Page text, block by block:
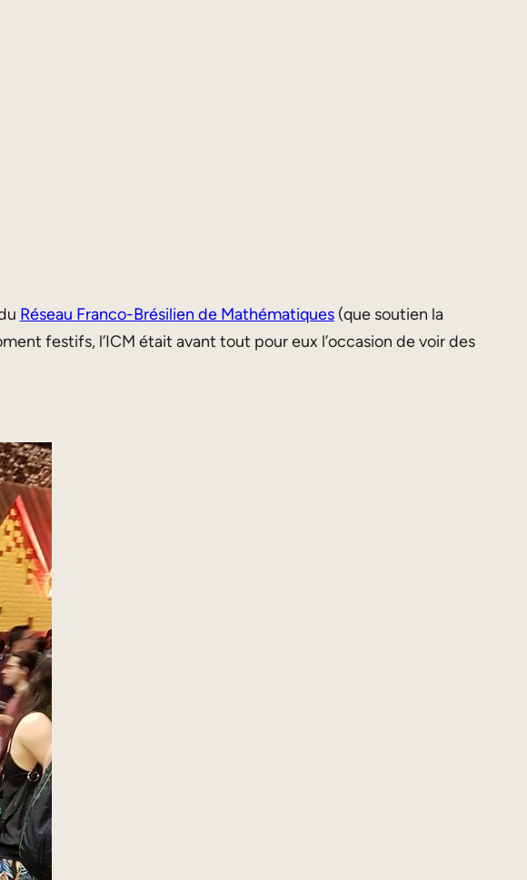
Réseau Franco-Brésilien de Mathématiques(que soutien la
festifs, l’ICM était avant tout pour eux l’occasion de voir des